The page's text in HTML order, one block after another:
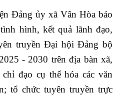
Đảng ủy xã Vân Hòa báo
hình, kết quả lãnh đạo,
truyền Đại hội Đảng bộ
- 2030 trên địa bàn xã,
đạo cụ thể hóa các văn
tổ chức tuyên truyền trực